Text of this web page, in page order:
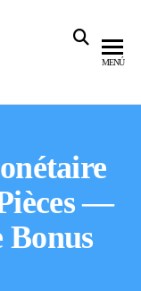
MENÚ
—
Bonus